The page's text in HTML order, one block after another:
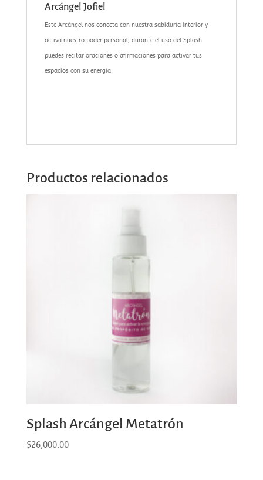
Arcángel Jofiel
Este Arcángel nos conecta con nuestra sabiduría interior y
activa nuestro poder personal; durante el uso del Splash
puedes recitar oraciones o afirmaciones para activar tus
espacios con su energía.
Productos relacionados
Splash Arcángel Metatrón
$26,000.00